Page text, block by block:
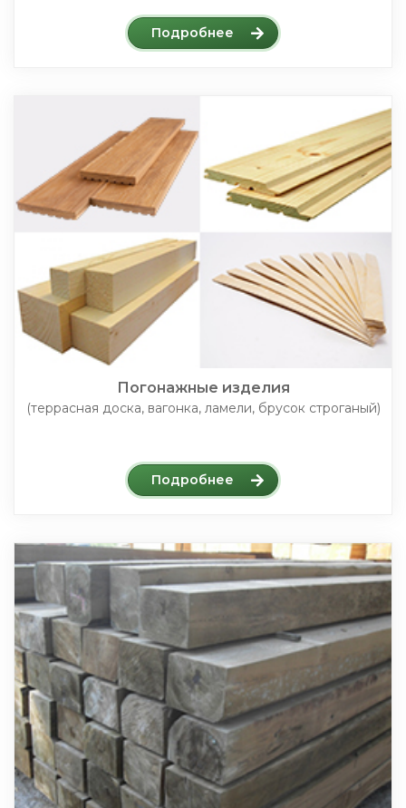
Подробнее
Погонажные изделия
(террасная доска, вагонка, ламели, брусок строганый)
Подробнее